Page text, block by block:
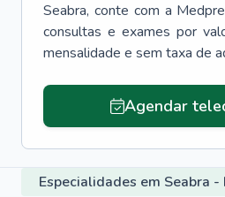
Seabra, conte com a
consultas e exames por
mensalidade e sem taxa de
Agendar
Especialidades em Seabra -